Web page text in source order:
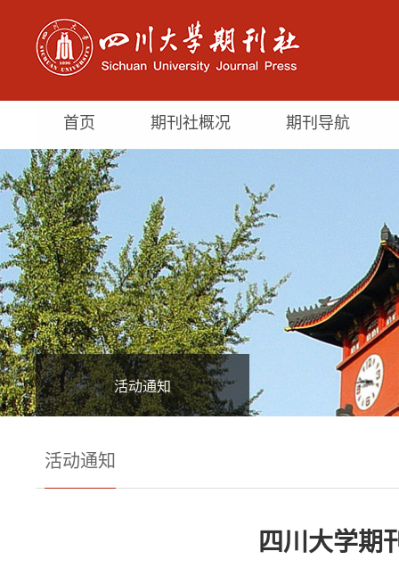
首页 期刊社概况 期刊导航
活动通知
活动通知
四川大学期